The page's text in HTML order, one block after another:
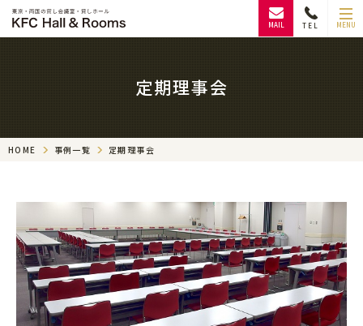
MAIL TEL MENU
定期理事会
HOME 事例一覧 定期理事会